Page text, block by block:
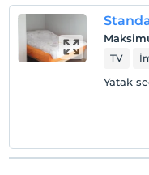
Check/out
En geç saat 13:00 ve
Evcil Hayvan
2 yaşına kadar olan
TV
Yatak